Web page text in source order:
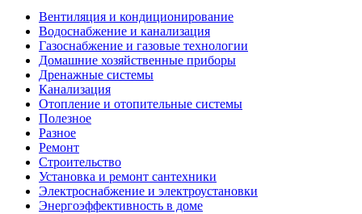
Вентиляция и кондиционирование
Водоснабжение и канализация
Газоснабжение и газовые технологии
Домашние хозяйственные приборы
Дренажные системы
Канализация
Отопление и отопительные системы
Полезное
Разное
Ремонт
Строительство
Установка и ремонт сантехники
Электроснабжение и электроустановки
Энергоэффективность в доме